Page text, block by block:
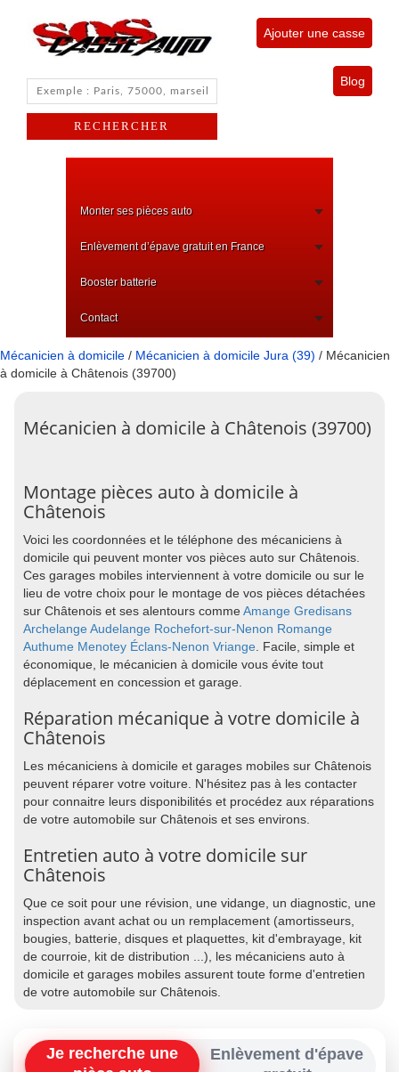
Ajouter une casse
Blog
Monter ses pièces auto
Enlèvement d’épave gratuit en France
Booster batterie
Contact
Mécanicien à domicile / Mécanicien à domicile Jura (39) / Mécanicien
à domicile à Châtenois (39700)
Mécanicien à domicile à Châtenois (39700)
Montage pièces auto à domicile à
Châtenois
Voici les coordonnées et le téléphone des mécaniciens à
domicile qui peuvent monter vos pièces auto sur Châtenois.
Ces garages mobiles interviennent à votre domicile ou sur le
lieu de votre choix pour le montage de vos pièces détachées
sur Châtenois et ses alentours comme Amange Gredisans
Archelange Audelange Rochefort-sur-Nenon Romange
Authume Menotey Éclans-Nenon Vriange. Facile, simple et
économique, le mécanicien à domicile vous évite tout
déplacement en concession et garage.
Réparation mécanique à votre domicile à
Châtenois
Les mécaniciens à domicile et garages mobiles sur Châtenois
peuvent réparer votre voiture. N'hésitez pas à les contacter
pour connaitre leurs disponibilités et procédez aux réparations
de votre automobile sur Châtenois et ses environs.
Entretien auto à votre domicile sur
Châtenois
Que ce soit pour une révision, une vidange, un diagnostic, une
inspection avant achat ou un remplacement (amortisseurs,
bougies, batterie, disques et plaquettes, kit d'embrayage, kit
de courroie, kit de distribution ...), les mécaniciens auto à
domicile et garages mobiles assurent toute forme d'entretien
de votre automobile sur Châtenois.
Je recherche une
Enlèvement d'épave